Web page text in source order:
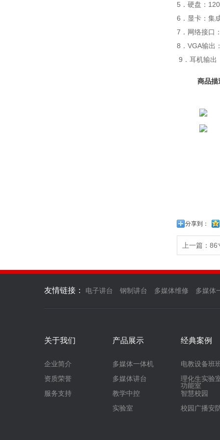
5．硬盘：
6．显卡：集
7．网络接口
8．VGA输出
9．耳机输出
商品描
分享到：
上一篇： 86
友情链接： 电子讲台 钢制讲台 多媒体维修 多媒体
关于我们
企业简介
资质荣誉
服务支持
产品展示
多媒体一体机
多媒体讲台
教学中控
实验室
经典案例
电教设备班
理化生实验
功能室
智慧校园
校园广播安